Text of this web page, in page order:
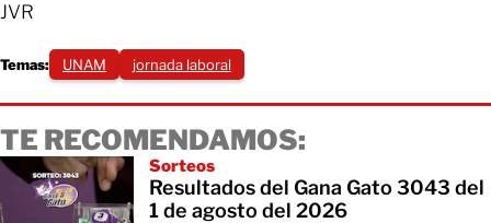
JVR
Temas: UNAM jornada laboral
TE RECOMENDAMOS:
Sorteos
Resultados del Gana Gato 3043 del
1 de agosto del 2026